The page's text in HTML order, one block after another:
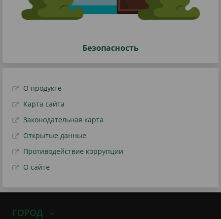
Безопасность
О продукте
Карта сайта
Законодательная карта
Открытые данные
Противодействие коррупции
О сайте
ГОРОД